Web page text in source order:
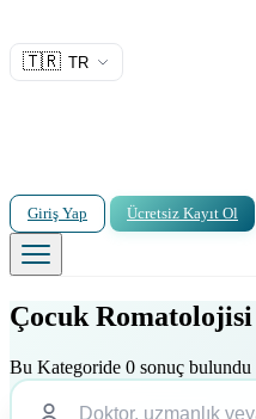
🇹🇷 TR
Giriş Yap Ücretsiz Kayıt Ol
Çocuk
Bu Kategoride 0 sonuç bulundu